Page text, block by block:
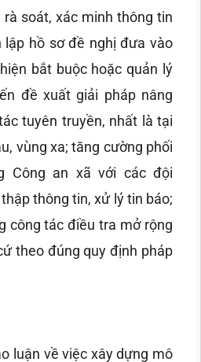
rà soát, xác minh thông tin
hồ sơ đề nghị đưa vào
bắt buộc hoặc quản lý
đề xuất giải pháp nâng
tuyên truyền, nhất là tại
vùng xa; tăng cường phối
Công an xã với các đội
thông tin, xử lý tin báo;
công tác điều tra mở rộng
theo đúng quy định pháp
luận về việc xây dựng mô